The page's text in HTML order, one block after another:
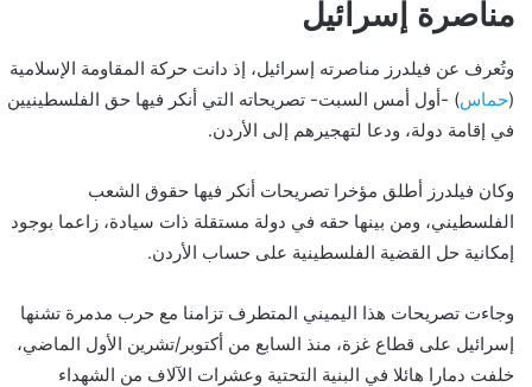
مناصرة إسرائيل
وتُعرف عن فيلدرز مناصرته إسرائيل، إذ دانت حركة المقاومة الإسلامية
(حماس) -أول أمس السبت- تصريحاته التي أنكر فيها حق الفلسطينيين
في إقامة دولة، ودعا لتهجيرهم إلى الأردن.
وكان فيلدرز أطلق مؤخرا تصريحات أنكر فيها حقوق الشعب
الفلسطيني، ومن بينها حقه في دولة مستقلة ذات سيادة، زاعما بوجود
إمكانية حل القضية الفلسطينية على حساب الأردن.
وجاءت تصريحات هذا اليميني المتطرف تزامنا مع حرب مدمرة تشنها
إسرائيل على قطاع غزة، منذ السابع من أكتوبر/تشرين الأول الماضي،
خلفت دمارا هائلا في البنية التحتية وعشرات الآلاف من الشهداء